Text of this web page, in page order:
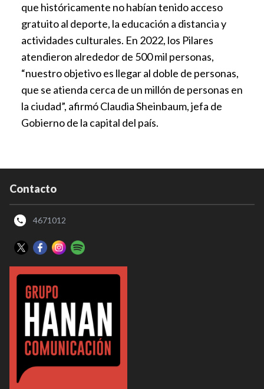
que históricamente no habían tenido acceso
gratuito al deporte, la educación a distancia y
actividades culturales. En 2022, los Pilares
atendieron alrededor de 500 mil personas,
“nuestro objetivo es llegar al doble de personas,
que se atienda cerca de un millón de personas en
la ciudad”, afirmó Claudia Sheinbaum, jefa de
Gobierno de la capital del país.
Contacto
4671012